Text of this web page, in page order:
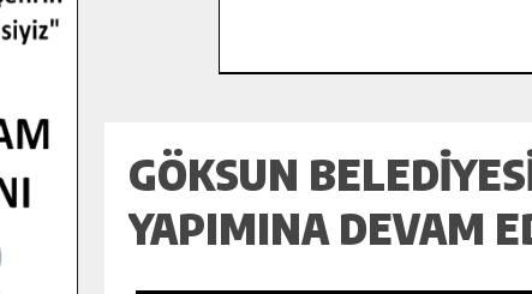
GÖKSUN
YAPIMINA DEVAM